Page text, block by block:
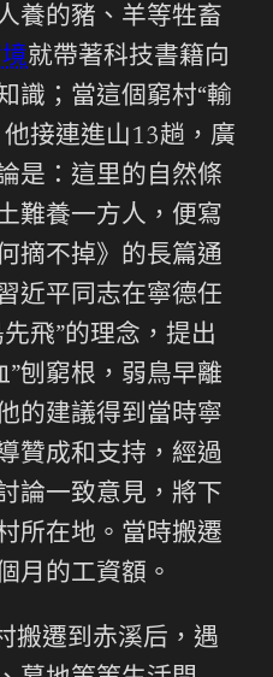
養的豬、羊等牲畜
就帶著科技書籍向
識；當這個窮村“輸
接連進山13趟，廣
是：這里的自然條
難養一方人，便寫
摘不掉》的長篇通
近平同志在寧德任
飛”的理念，提出
”刨窮根，弱鳥早離
的建議得到當時寧
贊成和支持，經過
論一致意見，將下
所在地。當時搬遷
月的工資額。
搬遷到赤溪后，遇